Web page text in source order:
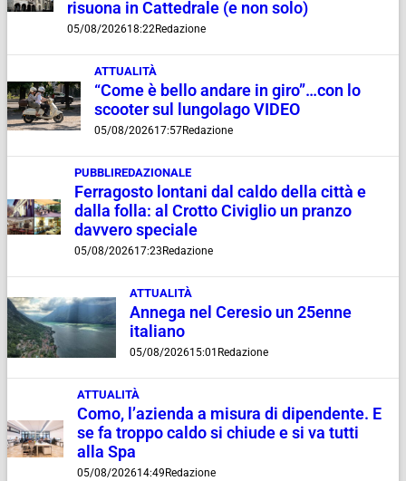
risuona in Cattedrale (e non solo)
05/08/202618:22Redazione
ATTUALITÀ
“Come è bello andare in giro”…con lo
scooter sul lungolago VIDEO
05/08/202617:57Redazione
PUBBLIREDAZIONALE
Ferragosto lontani dal caldo della città e
dalla folla: al Crotto Civiglio un pranzo
davvero speciale
05/08/202617:23 Redazione
ATTUALITÀ
Annega nel Ceresio un 25enne
italiano
05/08/202615:01 Redazione
ATTUALITÀ
Como, l’azienda a misura di dipendente. E
se fa troppo caldo si chiude e si va tutti
alla Spa
05/08/202614:49 Redazione